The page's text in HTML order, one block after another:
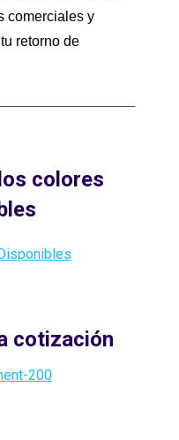
comerciales y
retorno de
colores
cotización